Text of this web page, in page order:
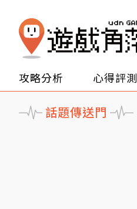
攻略分析 心得評測
話題傳送門